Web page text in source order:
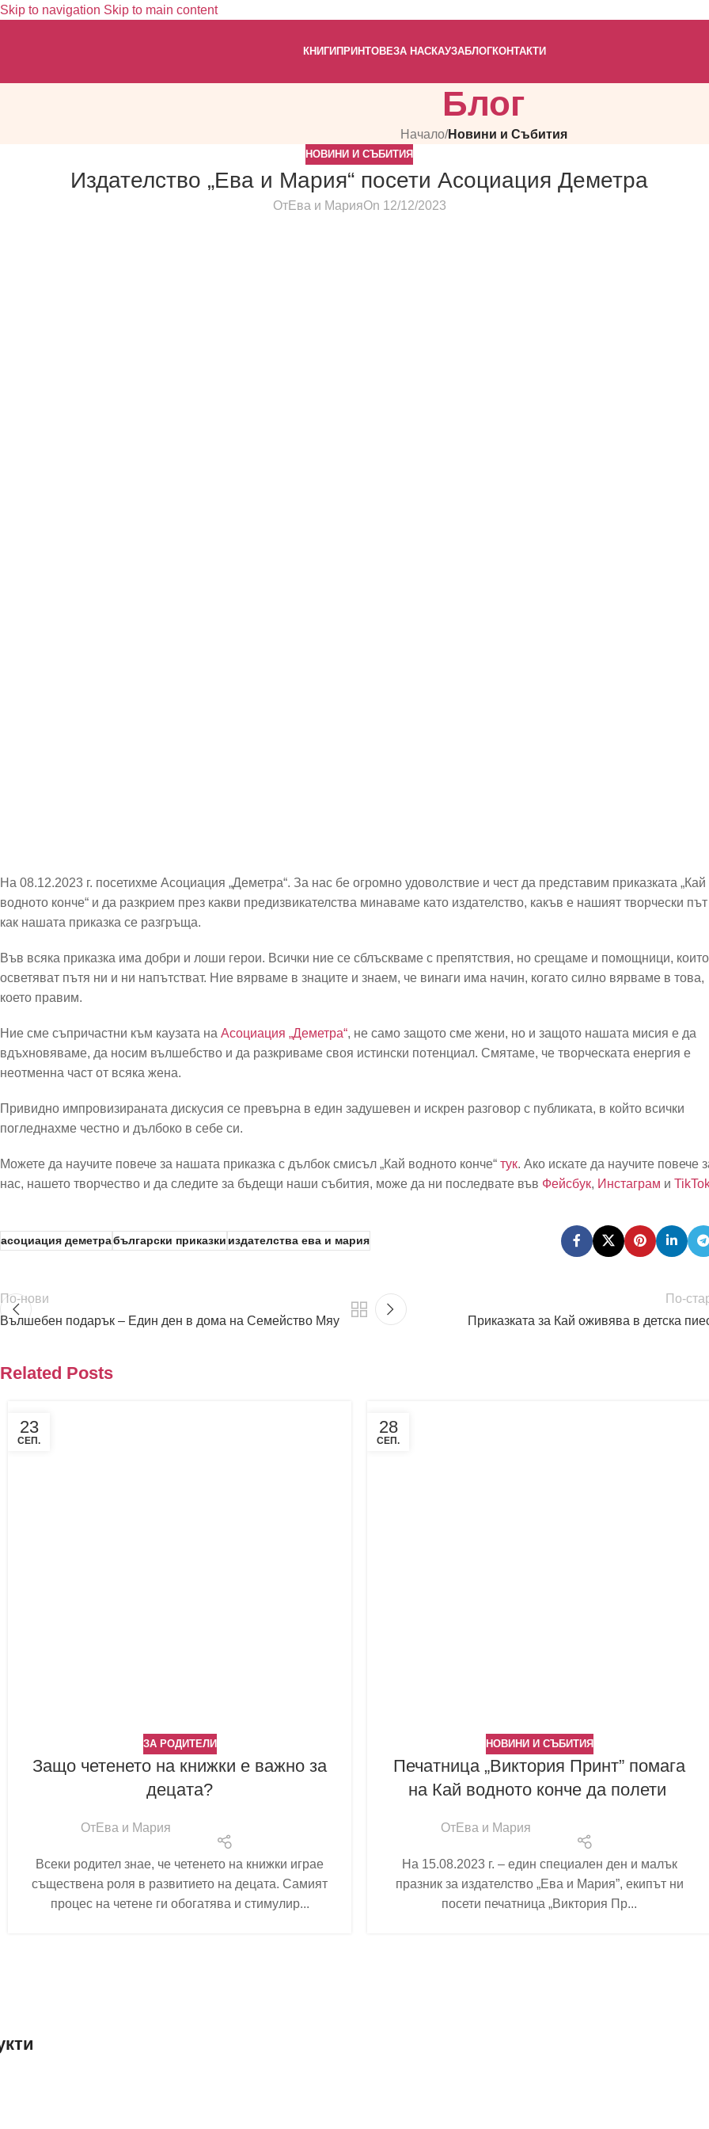
Skip to navigation Skip to main content
КНИГИ ПРИНТОВЕЗА НАСКАУЗАБЛОГКОНТАКТИ
Блог
Начало/Новини и Събития
НОВИНИ И СЪБИТИЯ
Издателство „Ева и Мария“ посети Асоциация Деметра
ОтЕва и МарияOn 12/12/2023
На 08.12.2023 г. посетихме Асоциация „Деметра“. За нас бе огромно удоволствие и чест да представим приказката „Кай
водното конче“ и да разкрием през какви предизвикателства минаваме като издателство, какъв е нашият творчески път
как нашата приказка се разгръща.
Във всяка приказка има добри и лоши герои. Всички ние се сблъскваме с препятствия, но срещаме и помощници, които
осветяват пътя ни и ни напътстват. Ние вярваме в знаците и знаем, че винаги има начин, когато силно вярваме в това,
което правим.
Ние сме съпричастни към каузата на Асоциация „Деметра“, не само защото сме жени, но и защото нашата мисия е да
вдъхновяваме, да носим вълшебство и да разкриваме своя истински потенциал. Смятаме, че творческата енергия е
неотменна част от всяка жена.
Привидно импровизираната дискусия се превърна в един задушевен и искрен разговор с публиката, в който всички
погледнахме честно и дълбоко в себе си.
Можете да научите повече за нашата приказка с дълбок смисъл „Кай водното конче“ тук. Ако искате да научите повече
нас, нашето творчество и да следите за бъдещи наши събития, може да ни последвате във Фейсбук, Инстаграм и
асоциация деметрабългарски приказкииздателства ева и мария
По-нови
Вълшебен подарък – Един ден в дома на Семейство Мяу
По-
Приказката за Кай оживява в детска
Related Posts
23
СЕП.
ЗА РОДИТЕЛИ
Защо четенето на книжки е важно за
децата?
ОтЕва и Мария
Всеки родител знае, че четенето на книжки играе
съществена роля в развитието на децата. Самият
процес на четене ги обогатява и стимулир...
28
СЕП.
НОВИНИ И СЪБИТИЯ
Печатница „Виктория Принт” помага
на Кай водното конче да полети
ОтЕва и Мария
На 15.08.2023 г. – един специален ден и малък
празник за издателство „Ева и Мария”, екипът ни
посети печатница „Виктория Пр...